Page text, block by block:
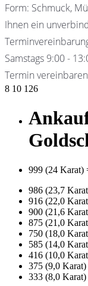
Form: Schmuck,
Ihnen ein
Samstags 9:00 -
Termin
8 10 126
999 (24 Karat)
986 (23,7
916 (22,0
900 (21,6
875 (21,0
750 (18,0
585 (14,0
416 (10,0
375 (9,0
333 (8,0